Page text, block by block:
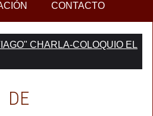
CONTACTO
CHARLA-COLOQUIO EL